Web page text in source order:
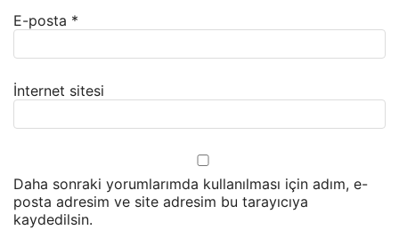
E-posta *
İnternet sitesi
Daha sonraki yorumlarımda kullanılması için adım, e-
posta adresim ve site adresim bu tarayıcıya
kaydedilsin.